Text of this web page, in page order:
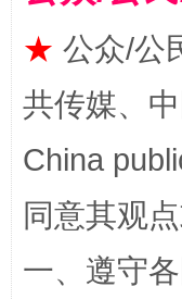
扯下公款
★ 公众/公
共传媒、
China
同意其观
一、遵守